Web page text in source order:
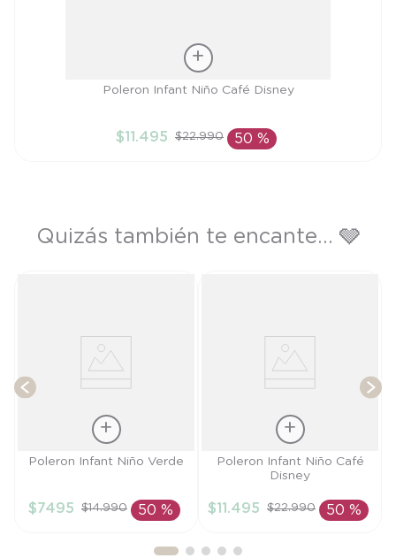
AÑADIR AL CARRITO
Poleron Infant Niño Café Disney
$11 .495 $22.990 50 %
Quizás también te encante... 🩶
Talla
AÑADIR AL
Poleron Infant Niño Verde
$7495 $14.990 50 %
Talla
AÑADIR AL
Poleron Infant Niño Café
Disney
$11 .495 $22.990 50 %